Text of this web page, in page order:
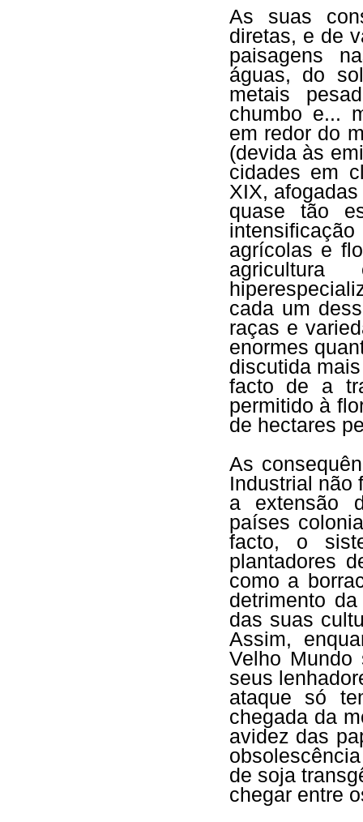
As suas
diretas, e de
paisagens
águas, do
metais
chumbo e...
em redor do
(devida às
cidades em
XIX,
quase tão
agrícolas e
cada um
raças e
enormes
discutida
facto de a
permitido à
de hectares
As
Industrial não
a extensão
países
facto, o
plantadores
como a
detrimento
das suas
Assim,
Velho
seus
ataque só
chegada da
avidez das
de soja
chegar entre